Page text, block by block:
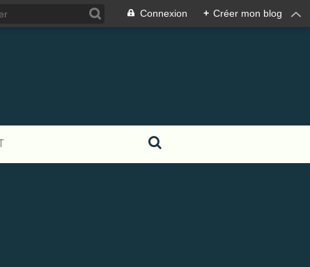
Connexion + Créer mon blog